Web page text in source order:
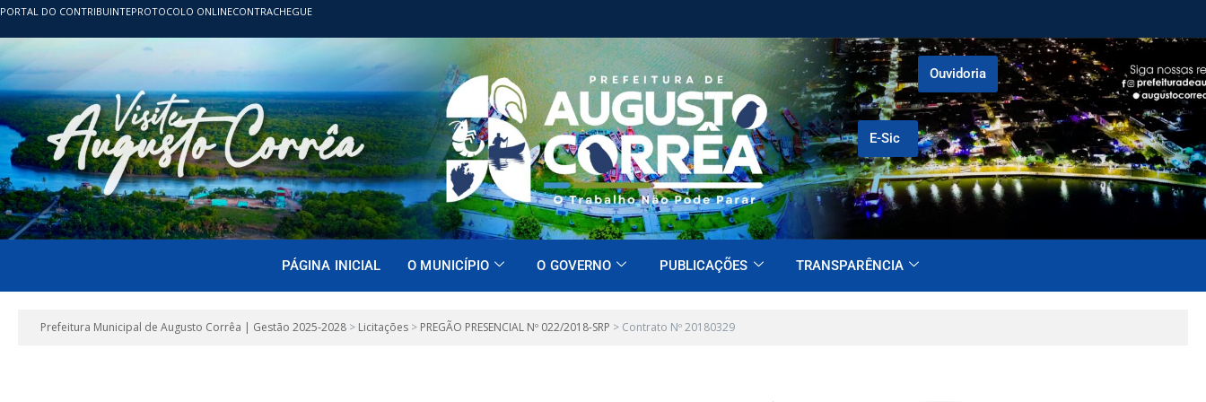
PORTAL DO CONTRIBUINTEPROTOCOLO ONLINECONTRACHEGUE
E-Sic
Ouvidoria
PÁGINA INICIAL O MUNICÍPIO O GOVERNO PUBLICAÇÕES TRANSPARÊNCIA
Prefeitura Municipal de Augusto Corrêa | Gestão 2025-2028 > Licitações > PREGÃO PRESENCIAL Nº 022/2018-SRP > Contrato Nº 20180329